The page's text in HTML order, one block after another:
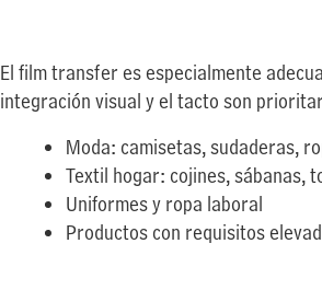
El film transfer es especialmente
integración visual y el tacto son
Moda: camisetas, sudaderas,
Textil hogar: cojines, sábanas,
Uniformes y ropa laboral
Productos con requisitos